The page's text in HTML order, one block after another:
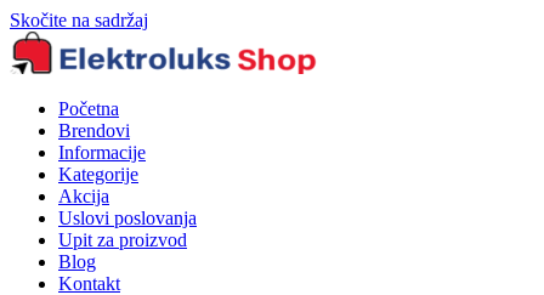
Skočite na sadržaj
Početna
Brendovi
Informacije
Kategorije
Akcija
Uslovi poslovanja
Upit za proizvod
Blog
Kontakt